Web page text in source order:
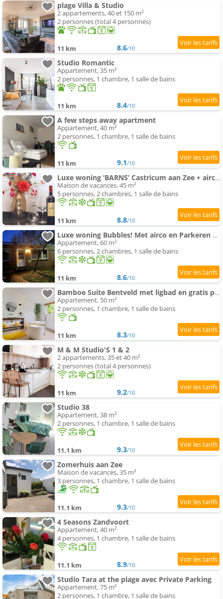
plage Villa & Studio
2 appartements, 40 et 150 m²
2 personnes (total 4 personnes)
11 km 8.6/10
Studio Romantic
Appartement, 35 m²
2 personnes, 1 chambre, 1 salle de bains
11 km 8.4/10
A few steps away apartment
Appartement, 40 m²
2 personnes, 1 chambre, 1 salle de bains
11 km 9.1/10
Luxe woning ‘BARNS’ Castricum aan Zee + airco + parkeren
Maison de vacances, 45 m²
5 personnes, 2 chambres, 1 salle de bains
11 km 8.8/10
Luxe woning Bubbles! Met airco en Parkeren op eigen grond
Appartement, 60 m²
6 personnes, 2 chambres, 1 salle de bains
11 km 8.6/10
Bamboe Suite Bentveld met ligbad en gratis parkeren
Appartement, 50 m²
2 personnes, 1 chambre, 1 salle de bains
11 km 8.3/10
M & M Studio'S 1 & 2
2 appartements, 35 et 40 m²
2 personnes (total 4 personnes)
11 km 9.2/10
Studio 38
Appartement, 38 m²
2 personnes, 1 chambre, 1 salle de bains
11.1 km 9.3/10
Zomerhuis aan Zee
Maison de vacances, 35 m²
3 personnes, 1 chambre, 1 salle de bains
11.1 km 9.3/10
4 Seasons Zandvoort
Appartement, 40 m²
4 personnes, 1 chambre, 1 salle de bains
11.1 km 8.9/10
Studio Tara at the plage avec Private Parking
Appartement, 75 m²
2 personnes, 1 chambre, 1 salle de bains